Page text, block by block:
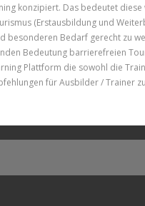
konzipiert. Das bedeutet
(Erstausbildung und
besonderen Bedarf gerecht zu
Bedeutung barrierefreien
Plattform die sowohl die
für Ausbilder / Trainer